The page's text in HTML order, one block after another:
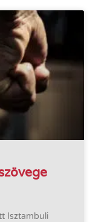
Isztambuli